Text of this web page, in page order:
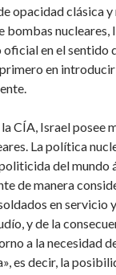
opacidad clásica
bombas nucleares,
en el sentido
en
CÍA, Israel posee
La política
del mundo
de manera
en servicio
y de la
a la necesidad
es decir, la